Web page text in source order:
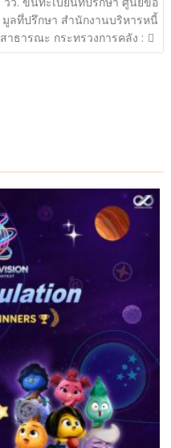
มูลทึ่ปรึกษา สำนักงานบริหารหนี้
สาธารณะ กระทรวงการคลัง :